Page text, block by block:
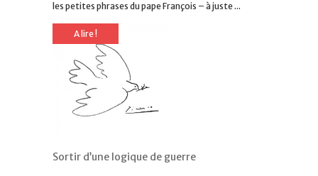
les petites phrases du pape François – à juste ...
A lire !
Sortir d’une logique de guerre